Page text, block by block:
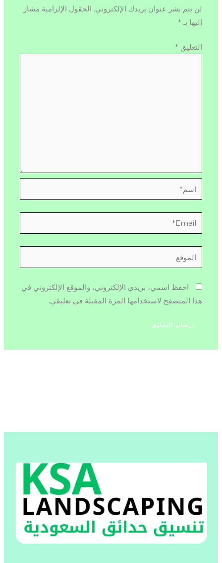
لن يتم نشر عنوان بريدك الإلكتروني. الحقول الإلزامية مشار
إليها بـ *
التعليق *
اسم*
Email*
الموقع
احفظ اسمي، بريدي الإلكتروني، والموقع الإلكتروني في
هذا المتصفح لاستخدامها المرة المقبلة في تعليقي.